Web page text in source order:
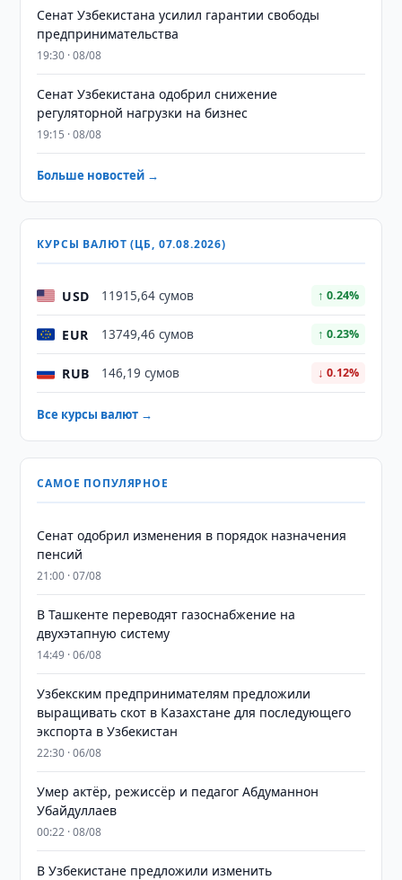
Сенат Узбекистана усилил гарантии свободы
предпринимательства
19:30 · 08/08
Сенат Узбекистана одобрил снижение
регуляторной нагрузки на бизнес
19:15 · 08/08
Больше новостей →
КУРСЫ ВАЛЮТ (ЦБ, 07.08.2026)
USD 11915,64 сумов ↑ 0.24%
EUR 13749,46 сумов ↑ 0.23%
RUB 146,19 сумов ↓ 0.12%
Все курсы валют →
САМОЕ ПОПУЛЯРНОЕ
Сенат одобрил изменения в порядок назначения
пенсий
21:00 · 07/08
В Ташкенте переводят газоснабжение на
двухэтапную систему
14:49 · 06/08
Узбекским предпринимателям предложили
выращивать скот в Казахстане для последующего
экспорта в Узбекистан
22:30 · 06/08
Умер актёр, режиссёр и педагог Абдуманнон
Убайдуллаев
00:22 · 08/08
В Узбекистане предложили изменить